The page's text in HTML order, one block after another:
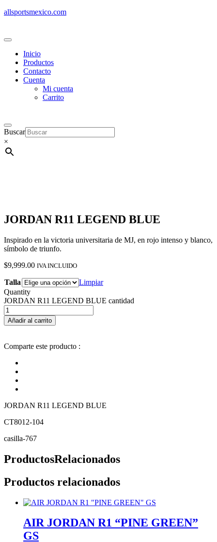
allsportsmexico.com
Inicio
Productos
Contacto
Cuenta
Mi cuenta
Carrito
Buscar
×
JORDAN R11 LEGEND BLUE
Inspirado en la victoria universitaria de MJ, en rojo intenso y blanco,
símbolo de triunfo.
$9,999.00 IVA INCLUIDO
Talla
Limpiar
Quantity
JORDAN R11 LEGEND BLUE cantidad
Añadir al carrito
Comparte este producto :
JORDAN R11 LEGEND BLUE
CT8012-104
casilla-767
ProductosRelacionados
Productos relacionados
AIR JORDAN R1 “PINE GREEN”
GS